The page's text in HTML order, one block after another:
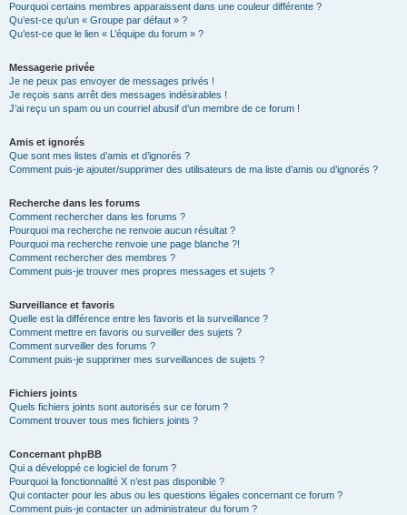
Pourquoi certains membres apparaissent dans une couleur différente ?
Qu’est-ce qu’un « Groupe par défaut » ?
Qu’est-ce que le lien « L’équipe du forum » ?
Messagerie privée
Je ne peux pas envoyer de messages privés !
Je reçois sans arrêt des messages indésirables !
J’ai reçu un spam ou un courriel abusif d’un membre de ce forum !
Amis et ignorés
Que sont mes listes d’amis et d’ignorés ?
Comment puis-je ajouter/supprimer des utilisateurs de ma liste d’amis ou d’ignorés ?
Recherche dans les forums
Comment rechercher dans les forums ?
Pourquoi ma recherche ne renvoie aucun résultat ?
Pourquoi ma recherche renvoie une page blanche ?!
Comment rechercher des membres ?
Comment puis-je trouver mes propres messages et sujets ?
Surveillance et favoris
Quelle est la différence entre les favoris et la surveillance ?
Comment mettre en favoris ou surveiller des sujets ?
Comment surveiller des forums ?
Comment puis-je supprimer mes surveillances de sujets ?
Fichiers joints
Quels fichiers joints sont autorisés sur ce forum ?
Comment trouver tous mes fichiers joints ?
Concernant phpBB
Qui a développé ce logiciel de forum ?
Pourquoi la fonctionnalité X n’est pas disponible ?
Qui contacter pour les abus ou les questions légales concernant ce forum ?
Comment puis-je contacter un administrateur du forum ?